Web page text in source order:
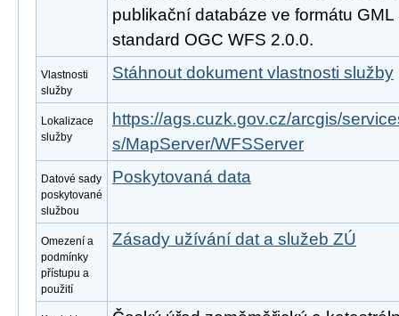
publikační databáze ve formátu
standard OGC WFS 2.0.0.
Vlastnosti
služby
Stáhnout dokument vlastnosti služby
Lokalizace
služby
https://ags.cuzk.gov.cz/arcgis/
s/MapServer/WFSServer
Datové sady
poskytované
službou
Poskytovaná data
Omezení a
podmínky
přístupu a
použití
Zásady užívání dat a služeb ZÚ